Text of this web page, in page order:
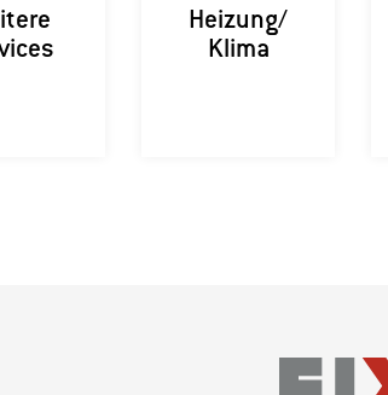
Heizung/
Klima